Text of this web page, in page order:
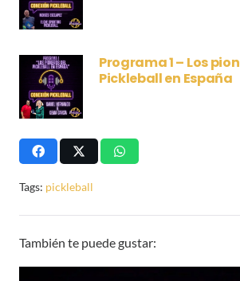
Programa 1 – Los
Pickleball en España
Tags: pickleball
También te puede gustar: